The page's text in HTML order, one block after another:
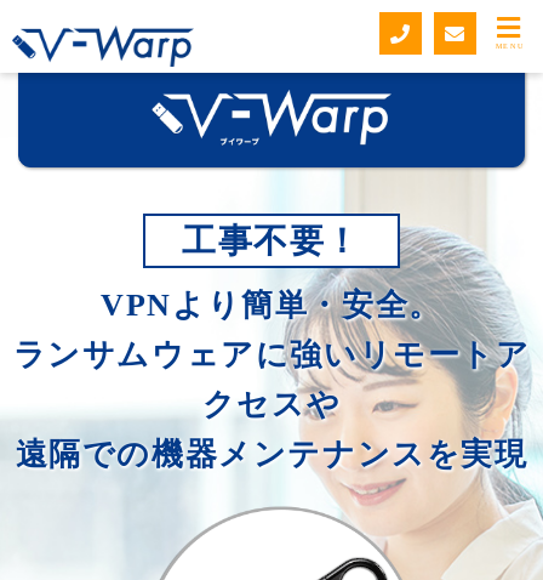
MENU
工事不要！
VPNより簡単・安全。
ランサムウェアに強いリモートア
クセスや
遠隔での機器メンテナンスを実現